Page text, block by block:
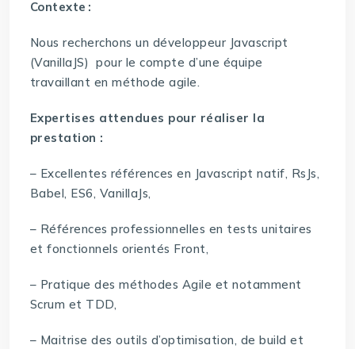
Contexte :
Nous recherchons un développeur Javascript
(VanillaJS) pour le compte d’une équipe
travaillant en méthode agile.
Expertises attendues pour réaliser la
prestation :
– Excellentes références en Javascript natif, RsJs,
Babel, ES6, VanillaJs,
– Références professionnelles en tests unitaires
et fonctionnels orientés Front,
– Pratique des méthodes Agile et notamment
Scrum et TDD,
– Maitrise des outils d’optimisation, de build et